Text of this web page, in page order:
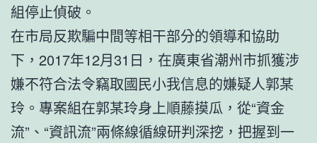
組停止偵破。
在市局反欺騙中間等相干部分的領導和協助
下，2017年12月31日，在廣東省潮州市抓獲涉
嫌不符合法令竊取國民小我信息的嫌疑人郭某
玲。專案組在郭某玲身上順藤摸瓜，從“資金
流”、“資訊流”兩條線循線研判深挖，把握到一